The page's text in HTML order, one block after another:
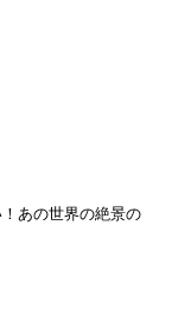
あの世界の絶景の